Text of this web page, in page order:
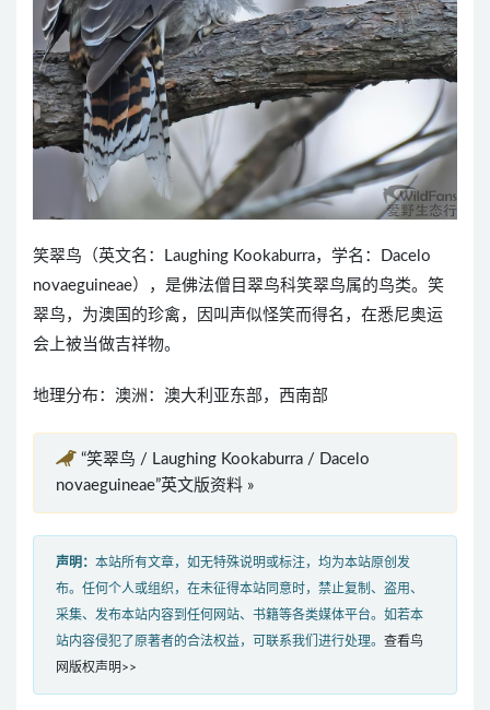
笑翠鸟（英文名：Laughing Kookaburra，学名：Dacelo
novaeguineae），是佛法僧目翠鸟科笑翠鸟属的鸟类。笑
翠鸟，为澳国的珍禽，因叫声似怪笑而得名，在悉尼奥运
会上被当做吉祥物。
地理分布：澳洲：澳大利亚东部，西南部
“笑翠鸟 / Laughing Kookaburra / Dacelo
novaeguineae”英文版资料 »
声明： 本站所有文章，如无特殊说明或标注，均为本站原创发
布。任何个人或组织，在未征得本站同意时，禁止复制、盗用、
采集、发布本站内容到任何网站、书籍等各类媒体平台。如若本
站内容侵犯了原著者的合法权益，可联系我们进行处理。 查看鸟
网版权声明>>